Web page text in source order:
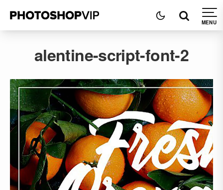
alentine-script-font-2